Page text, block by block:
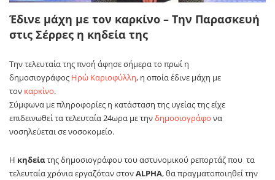
Έδινε μάχη με τον καρκίνο – Την Παρασκευή
στις Σέρρες η κηδεία της
Την τελευταία της πνοή άφησε σήμερα το πρωί η
δημοσιογράφος Ηρώ Καριοφύλλη, η οποία έδινε μάχη με
τον καρκίνο.
Σύμφωνα με πληροφορίες η κατάσταση της υγείας της είχε
επιδεινωθεί τα τελευταία 24ωρα με τηνδημοσιογράφο να
νοσηλεύεται σε νοσοκομείο.
Η κηδείατης δημοσιογράφου του αστυνομικού ρεπορτάζ που τα
τελευταία χρόνια εργαζόταν στονALPHA, θα πραγματοποιηθεί την